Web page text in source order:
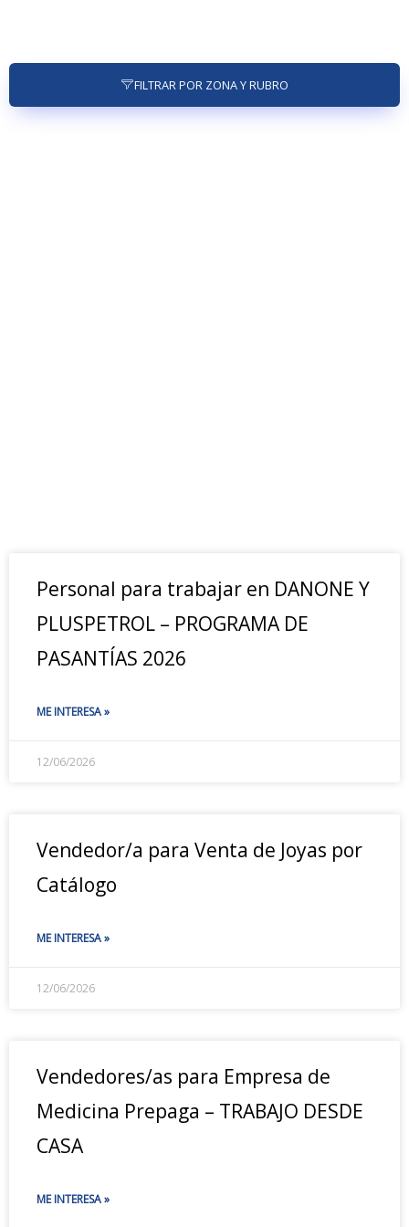
FILTRAR POR ZONA Y RUBRO
Personal para trabajar en DANONE Y
PLUSPETROL – PROGRAMA DE
PASANTÍAS 2026
ME INTERESA »
12/06/2026
Vendedor/a para Venta de Joyas por
Catálogo
ME INTERESA »
12/06/2026
Vendedores/as para Empresa de
Medicina Prepaga – TRABAJO DESDE
CASA
ME INTERESA »